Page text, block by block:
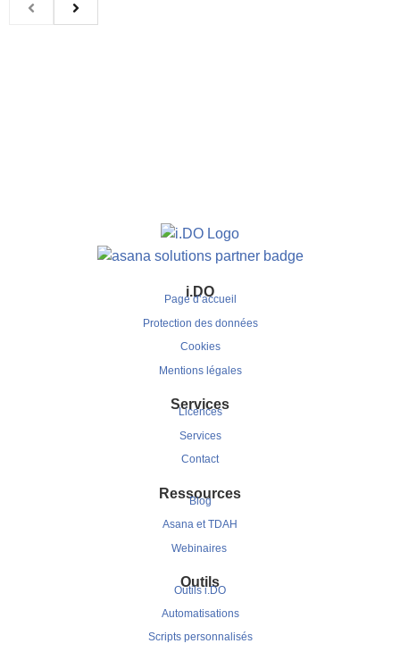
i.DO
Page d’accueil
Protection des données
Cookies
Mentions légales
Services
Licences
Services
Contact
Ressources
Blog
Asana et TDAH
Webinaires
Outils
Outils i.DO
Automatisations
Scripts personnalisés